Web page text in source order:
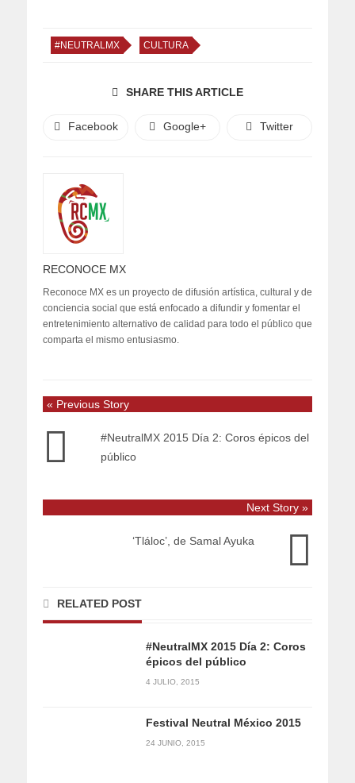
#NEUTRALMX CULTURA
SHARE THIS ARTICLE
Facebook Google+ Twitter
RECONOCE MX
Reconoce MX es un proyecto de difusión artística, cultural y de
conciencia social que está enfocado a difundir y fomentar el
entretenimiento alternativo de calidad para todo el público que
comparta el mismo entusiasmo.
« Previous Story
#NeutralMX 2015 Día 2: Coros épicos del
público
Next Story »
‘Tláloc’, de Samal Ayuka
RELATED POST
#NeutralMX 2015 Día 2: Coros
épicos del público
4 JULIO, 2015
Festival Neutral México 2015
24 JUNIO, 2015